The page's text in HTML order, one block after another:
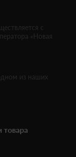
с
«Новая
из наших
товара